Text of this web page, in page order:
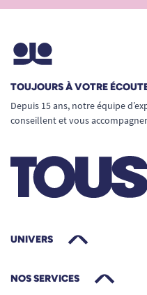
TOUJOURS À VOTRE
Depuis 15 ans, notre équipe
conseillent et vous
UNIVERS
NOS SERVICES